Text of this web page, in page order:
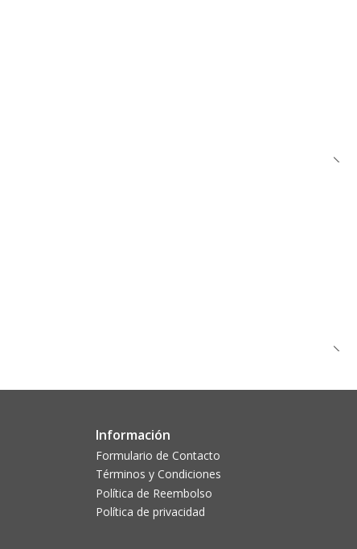
Información
Formulario de Contacto
Términos y Condiciones
Política de Reembolso
Política de privacidad